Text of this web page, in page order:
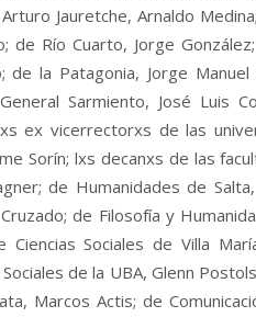
Jauretche, Arnaldo
de Río Cuarto, Jorge
la Patagonia, Jorge Manuel
Sarmiento, José Luis
ex vicerrectorxs de las
Sorín; lxs decanxs de las
de Humanidades de
de Filosofía y
Sociales de Villa
de la UBA, Glenn
Marcos Actis; de